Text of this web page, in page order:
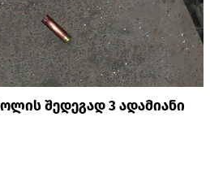
შედეგად 3 ადამიანი